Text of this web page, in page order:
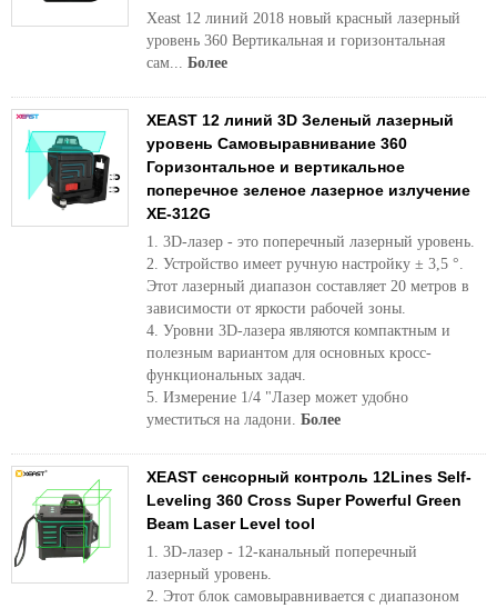
Xeast 12 линий 2018 новый красный лазерный
уровень 360 Вертикальная и горизонтальная
сам... Более
XEAST 12 линий 3D Зеленый лазерный
уровень Самовыравнивание 360
Горизонтальное и вертикальное
поперечное зеленое лазерное излучение
XE-312G
1. 3D-лазер - это поперечный лазерный уровень.
2. Устройство имеет ручную настройку ± 3,5 °.
Этот лазерный диапазон составляет 20 метров в
зависимости от яркости рабочей зоны.
4. Уровни 3D-лазера являются компактным и
полезным вариантом для основных кросс-
функциональных задач.
5. Измерение 1/4 "Лазер может удобно
уместиться на ладони. Более
XEAST сенсорный контроль 12Lines Self-
Leveling 360 Cross Super Powerful Green
Beam Laser Level tool
1. 3D-лазер - 12-канальный поперечный
лазерный уровень.
2. Этот блок самовыравнивается с диапазоном